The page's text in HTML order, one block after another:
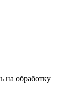
на обработку